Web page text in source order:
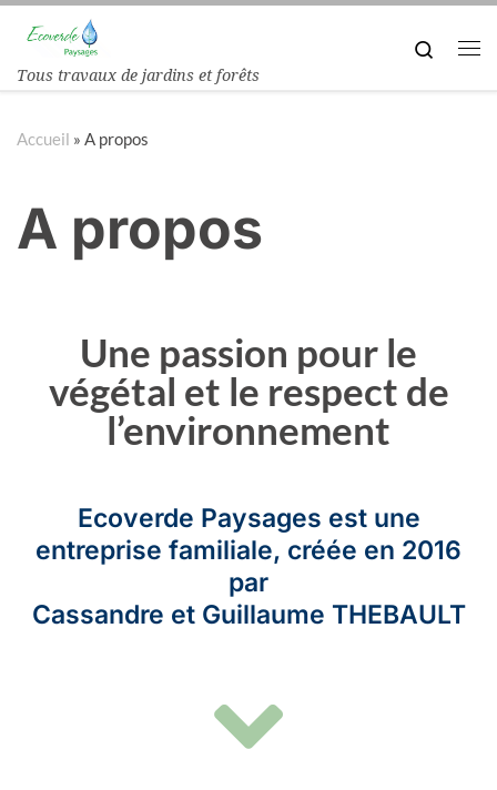
Passer au contenu
Tous travaux de jardins et forêts
Search
Accueil » A propos
A propos
Une passion pour le
végétal et le respect de
l’environnement
Ecoverde Paysages est une
entreprise familiale, créée en 2016
par
Cassandre et Guillaume THEBAULT